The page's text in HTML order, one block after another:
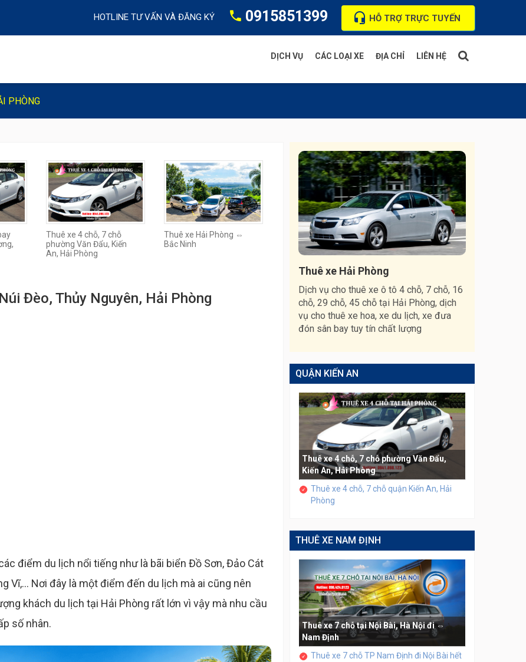
HOTLINE TƯ VẤN VÀ ĐĂNG KÝ 0915851399 HỖ TRỢ TRỰC TUYẾN
DỊCH VỤ
Thuê xe ra sân bay
CÁC LOẠI XE
Xe 16 chỗ
Xe 29 chỗ
Xe 35 chỗ
Xe 45 chỗ
ĐỊA CHỈ LIÊN HỆ
PHÒNG
Thuê xe 4 chỗ, 7 chỗ
phường Văn Đẩu, Kiến
An, Hải Phòng
Thuê xe Hải Phòng ⇔
Bắc Ninh
Đèo, Thủy Nguyên, Hải Phòng
điểm du lịch nổi tiếng như là bãi biển Đồ Sơn, Đảo Cát
Vĩ,... Nơi đây là một điểm đến du lịch mà ai cũng nên
khách du lịch tại Hải Phòng rất lớn vì vậy mà nhu cầu
số nhân.
Thuê xe Hải Phòng
Dịch vụ cho thuê xe ô tô 4 chỗ, 7 chỗ, 16
chỗ, 29 chỗ, 45 chỗ tại Hải Phòng, dịch
vụ cho thuê xe hoa, xe du lịch, xe đưa
đón sân bay tuy tín chất lượng
QUẬN KIẾN AN
Thuê xe 4 chỗ, 7 chỗ phường Văn Đẩu,
Kiến An, Hải Phòng
Thuê xe 4 chỗ, 7 chỗ quận Kiến An, Hải
Phòng
THUÊ XE NAM ĐỊNH
Thuê xe 7 chỗ tại Nội Bài, Hà Nội đi ⇔
Nam Định
Thuê xe 7 chỗ TP Nam Định đi Nội Bài hết